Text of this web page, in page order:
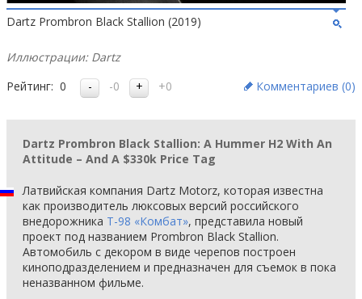
Dartz Prombron Black Stallion (2019)
Иллюстрации: Dartz
Рейтинг: 0 -0 +0 Комментариев (0)
Dartz Prombron Black Stallion: A Hummer H2 With An
Attitude – And A $330k Price Tag
Латвийская компания Dartz Motorz, которая известна
как производитель люксовых версий российского
внедорожника T-98 «Комбат», представила новый
проект под названием Prombron Black Stallion.
Автомобиль с декором в виде черепов построен
киноподразделением и предназначен для съемок в пока
неназванном фильме.